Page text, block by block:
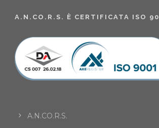
A.N.CO.R.S. È CERTIFICATA ISO
A.N.CO.R.S.